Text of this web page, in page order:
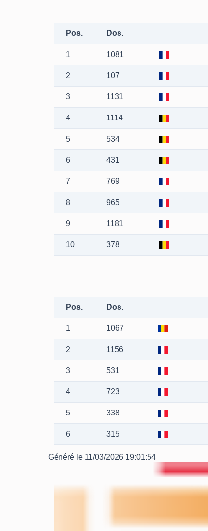
Pos. Dos.
1 1081
2 107
3 1131
4 1114
5 534
6 431
7 769
8 965
9 1181
10 378
Pos. Dos.
1 1067
2 1156
3 531
4 723
5 338
6 315
Généré le 11/03/2026 19:01:54